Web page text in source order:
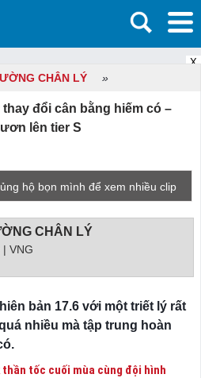
X
CHÂN LÝ »
đổi cân bằng hiếm có –
lên tier S
ủng hộ bọn mình để xem nhiều clip
CHÂN LÝ
| VNG
bản 17.6 với một triết lý rất
nhiều mà tập trung hoàn
thần tốc cuối mùa cùng đội hình